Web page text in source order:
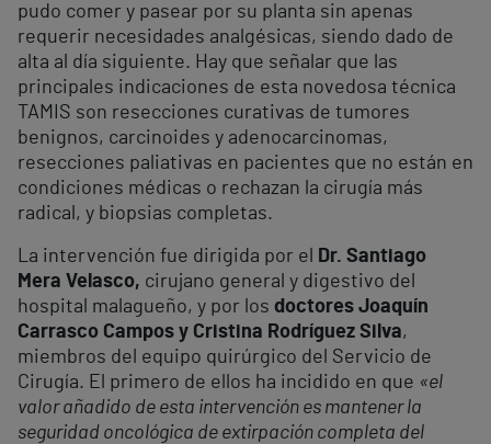
pudo comer y pasear por su planta sin apenas
requerir necesidades analgésicas, siendo dado de
alta al día siguiente. Hay que señalar que las
principales indicaciones de esta novedosa técnica
TAMIS son resecciones curativas de tumores
benignos, carcinoides y adenocarcinomas,
resecciones paliativas en pacientes que no están en
condiciones médicas o rechazan la cirugía más
radical, y biopsias completas.
La intervención fue dirigida por el
Dr. Santiago
Mera Velasco, cirujano general y digestivo del
hospital malagueño, y por los doctores Joaquín
Carrasco Campos y Cristina Rodríguez Silva,
miembros del equipo quirúrgico del Servicio de
Cirugía. El primero de ellos ha incidido en que «el
valor añadido de esta intervención es mantener la
seguridad oncológica de extirpación completa del